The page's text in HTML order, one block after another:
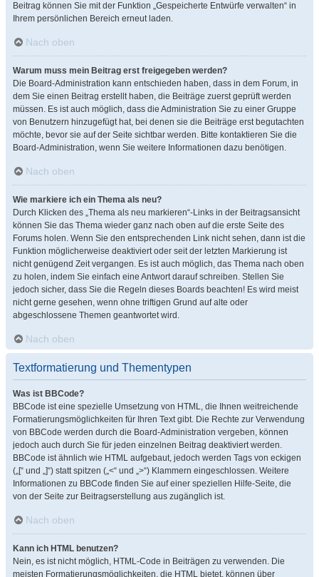
Beitrag können Sie mit der Funktion „Gespeicherte Entwürfe verwalten“ in
Ihrem persönlichen Bereich erneut laden.
Nach oben
Warum muss mein Beitrag erst freigegeben werden?
Die Board-Administration kann entschieden haben, dass in dem Forum, in
dem Sie einen Beitrag erstellt haben, die Beiträge zuerst geprüft werden
müssen. Es ist auch möglich, dass die Administration Sie zu einer Gruppe
von Benutzern hinzugefügt hat, bei denen sie die Beiträge erst begutachten
möchte, bevor sie auf der Seite sichtbar werden. Bitte kontaktieren Sie die
Board-Administration, wenn Sie weitere Informationen dazu benötigen.
Nach oben
Wie markiere ich ein Thema als neu?
Durch Klicken des „Thema als neu markieren“-Links in der Beitragsansicht
können Sie das Thema wieder ganz nach oben auf die erste Seite des
Forums holen. Wenn Sie den entsprechenden Link nicht sehen, dann ist die
Funktion möglicherweise deaktiviert oder seit der letzten Markierung ist
nicht genügend Zeit vergangen. Es ist auch möglich, das Thema nach oben
zu holen, indem Sie einfach eine Antwort darauf schreiben. Stellen Sie
jedoch sicher, dass Sie die Regeln dieses Boards beachten! Es wird meist
nicht gerne gesehen, wenn ohne triftigen Grund auf alte oder
abgeschlossene Themen geantwortet wird.
Nach oben
Textformatierung und Thementypen
Was ist BBCode?
BBCode ist eine spezielle Umsetzung von HTML, die Ihnen weitreichende
Formatierungsmöglichkeiten für Ihren Text gibt. Die Rechte zur Verwendung
von BBCode werden durch die Board-Administration vergeben, können
jedoch auch durch Sie für jeden einzelnen Beitrag deaktiviert werden.
BBCode ist ähnlich wie HTML aufgebaut, jedoch werden Tags von eckigen
(„[“ und „]“) statt spitzen („<“ und „>“) Klammern eingeschlossen. Weitere
Informationen zu BBCode finden Sie auf einer speziellen Hilfe-Seite, die
von der Seite zur Beitragserstellung aus zugänglich ist.
Nach oben
Kann ich HTML benutzen?
Nein, es ist nicht möglich, HTML-Code in Beiträgen zu verwenden. Die
meisten Formatierungsmöglichkeiten, die HTML bietet, können über